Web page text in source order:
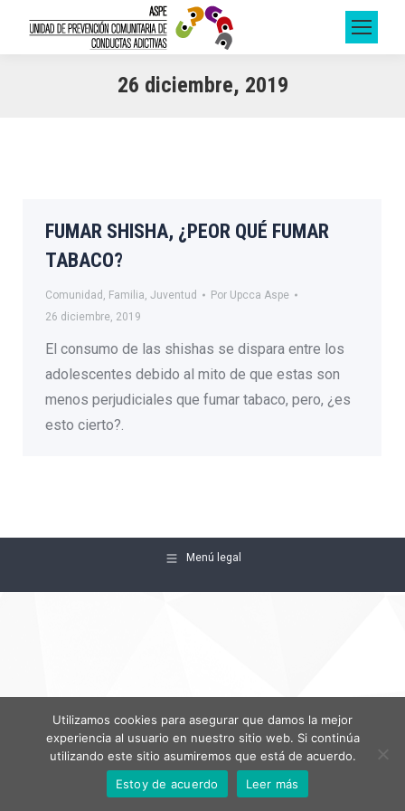
26 diciembre, 2019
FUMAR SHISHA, ¿PEOR QUÉ FUMAR
TABACO?
Comunidad , Familia, Juventud Por Upcca Aspe
26 diciembre, 2019
El consumo de las shishas se dispara entre los
adolescentes debido al mito de que estas son
menos perjudiciales que fumar tabaco, pero, ¿es
esto cierto?.
Menú legal
Utilizamos cookies para asegurar que damos la mejor
experiencia al usuario en nuestro sitio web. Si continúa
utilizando este sitio asumiremos que está de acuerdo.
Estoy de acuerdo
Leer más